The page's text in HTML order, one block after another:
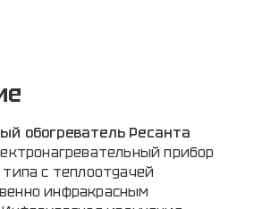
обогреватель Ресанта
прибор
с теплоотдачей
инфракрасным